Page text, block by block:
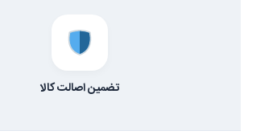
تضمین اصالت کالا